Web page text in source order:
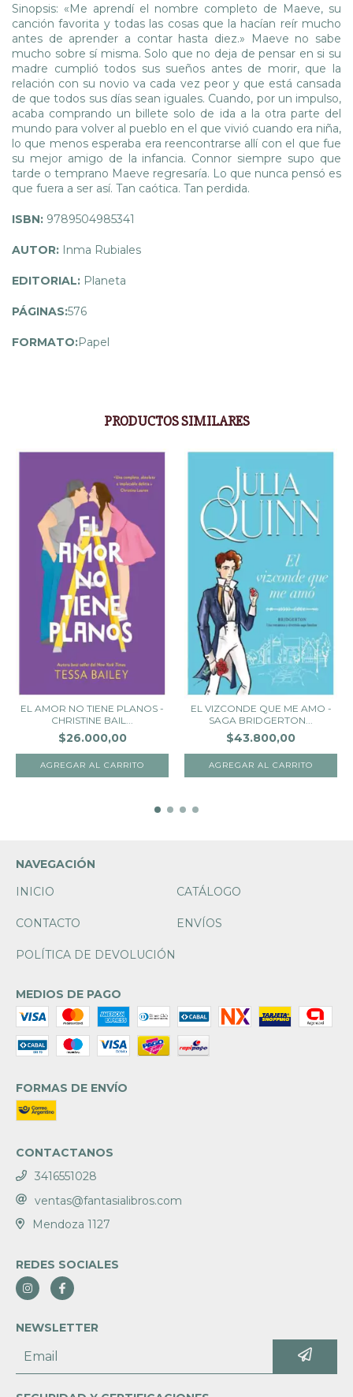
Sinopsis: «Me aprendí el nombre completo de Maeve, su
canción favorita y todas las cosas que la hacían reír mucho
antes de aprender a contar hasta diez.» Maeve no sabe
mucho sobre sí misma. Solo que no deja de pensar en si su
madre cumplió todos sus sueños antes de morir, que la
relación con su novio va cada vez peor y que está cansada
de que todos sus días sean iguales. Cuando, por un impulso,
acaba comprando un billete solo de ida a la otra parte del
mundo para volver al pueblo en el que vivió cuando era niña,
lo que menos esperaba era reencontrarse allí con el que fue
su mejor amigo de la infancia. Connor siempre supo que
tarde o temprano Maeve regresaría. Lo que nunca pensó es
que fuera a ser así. Tan caótica. Tan perdida.
ISBN: 9789504985341
AUTOR: Inma Rubiales
EDITORIAL: Planeta
PÁGINAS:576
FORMATO:Papel
PRODUCTOS SIMILARES
EL AMOR NO TIENE PLANOS -
CHRISTINE BAIL...
$26.000,00
EL VIZCONDE QUE ME AMO -
SAGA BRIDGERTON...
$43.800,00
NAVEGACIÓN
INICIO
CATÁLOGO
CONTACTO ENVÍOS
POLÍTICA DE DEVOLUCIÓN
MEDIOS DE PAGO
FORMAS DE ENVÍO
CONTACTANOS
3416551028
ventas@fantasialibros.com
Mendoza 1127
REDES SOCIALES
NEWSLETTER